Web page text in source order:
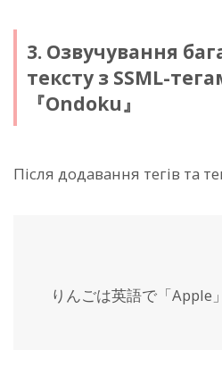
3. Озвучування
тексту з SSML-
『Ondoku』
Після додавання тегів та
りんごは英語で「Apple